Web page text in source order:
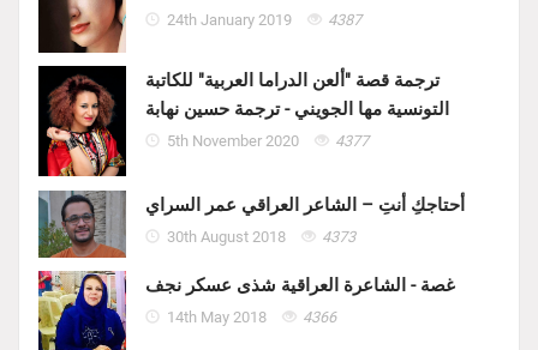
24th January 2019 4387
ترجمة قصة "ألعن الدراما العربية" للكاتبة
التونسية مها الجويني - ترجمة حسين نهابة
5th November 2020 4377
أحتاجكِ أنتِ – الشاعر العراقي عمر السراي
30th August 2018 4373
غصة - الشاعرة العراقية شذى عسكر نجف
14th May 2018 4366